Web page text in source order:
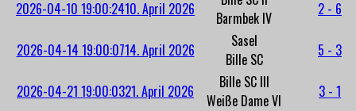
2026-04-10 19:00:2410. April 2026
Barmbek IV
2 - 6
2026-04-14 19:00:0714. April 2026
Sasel
Bille SC
5 - 3
2026-04-21 19:00:0321. April 2026
Bille SC III
Weiße Dame VI
3 - 1